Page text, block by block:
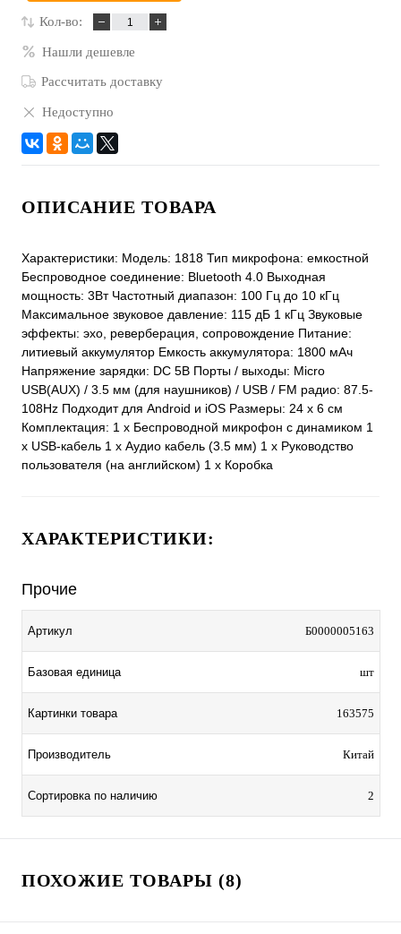
Кол-во:
Нашли дешевле
Рассчитать доставку
Недоступно
ОПИСАНИЕ ТОВАРА
Характеристики: Модель: 1818 Тип микрофона: емкостной
Беспроводное соединение: Bluetooth 4.0 Выходная
мощность: 3Вт Частотный диапазон: 100 Гц до 10 кГц
Максимальное звуковое давление: 115 дБ 1 кГц Звуковые
эффекты: эхо, реверберация, сопровождение Питание:
литиевый аккумулятор Емкость аккумулятора: 1800 мАч
Напряжение зарядки: DC 5В Порты / выходы: Micro
USB(AUX) / 3.5 мм (для наушников) / USB / FM радио: 87.5-
108Hz Подходит для Android и iOS Размеры: 24 x 6 см
Комплектация: 1 х Беспроводной микрофон с динамиком 1
х USB-кабель 1 х Аудио кабель (3.5 мм) 1 х Руководство
пользователя (на английском) 1 x Коробка
ХАРАКТЕРИСТИКИ:
Прочие
Артикул Б0000005163
Базовая единица шт
Картинки товара 163575
Производитель Китай
Сортировка по наличию 2
ПОХОЖИЕ ТОВАРЫ (8)